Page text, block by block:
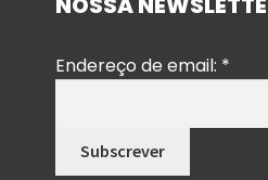
Endereço de email: *